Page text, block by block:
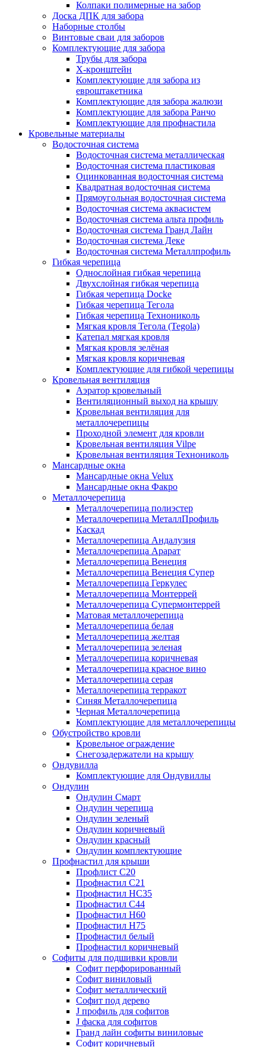
Колпаки полимерные на забор
Доска ДПК для забора
Наборные столбы
Винтовые сваи для заборов
Комплектующие для забора
Трубы для забора
Х-кронштейн
Комплектующие для забора из
евроштакетника
Комплектующие для забора жалюзи
Комплектующие для забора Ранчо
Комплектующие для профнастила
Кровельные материалы
Водосточная система
Водосточная система металлическая
Водосточная система пластиковая
Оцинкованная водосточная система
Квадратная водосточная система
Прямоугольная водосточная система
Водосточная система аквасистем
Водосточная система альта профиль
Водосточная система Гранд Лайн
Водосточная система Деке
Водосточная система Металлпрофиль
Гибкая черепица
Однослойная гибкая черепица
Двухслойная гибкая черепица
Гибкая черепица Docke
Гибкая черепица Тегола
Гибкая черепица Технониколь
Мягкая кровля Тегола (Tegola)
Катепал мягкая кровля
Мягкая кровля зелёная
Мягкая кровля коричневая
Комплектующие для гибкой черепицы
Кровельная вентиляция
Аэратор кровельный
Вентиляционный выход на крышу
Кровельная вентиляция для
металлочерепицы
Проходной элемент для кровли
Кровельная вентиляция Vilpe
Кровельная вентиляция Технониколь
Мансардные окна
Мансардные окна Velux
Мансардные окна Факро
Металлочерепица
Металлочерепица полиэстер
Металлочерепица МеталлПрофиль
Каскад
Металлочерепица Андалузия
Металлочерепица Арарат
Металлочерепица Венеция
Металлочерепица Венеция Супер
Металлочерепица Геркулес
Металлочерепица Монтеррей
Металлочерепица Супермонтеррей
Матовая металлочерепица
Металлочерепица белая
Металлочерепица желтая
Металлочерепица зеленая
Металлочерепица коричневая
Металлочерепица красное вино
Металлочерепица серая
Металлочерепица терракот
Синяя Металлочерепица
Черная Металлочерепица
Комплектующие для металлочерепицы
Обустройство кровли
Кровельное ограждение
Снегозадержатели на крышу
Ондувилла
Комплектующие для Ондувиллы
Ондулин
Ондулин Смарт
Ондулин черепица
Ондулин зеленый
Ондулин коричневый
Ондулин красный
Ондулин комплектующие
Профнастил для крыши
Профлист С20
Профнастил С21
Профнастил НС35
Профнастил С44
Профнастил Н60
Профнастил Н75
Профнастил белый
Профнастил коричневый
Софиты для подшивки кровли
Cофит перфорированный
Софит виниловый
Софит металлический
Софит под дерево
J профиль для софитов
J фаска для софитов
Гранд лайн софиты виниловые
Софит коричневый